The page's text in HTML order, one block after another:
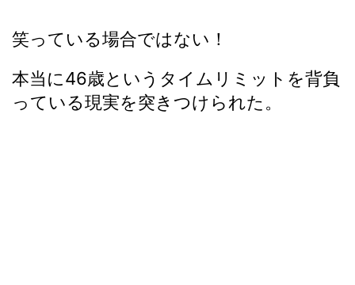
笑っている場合ではない！
本当に46歳というタイムリミットを背負
っている現実を突きつけられた。